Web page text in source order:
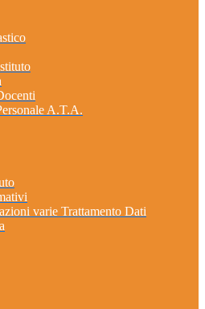
A.T.A.
varie Trattamento Dati